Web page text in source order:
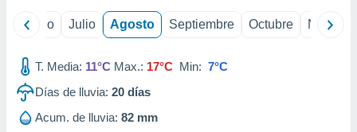
e
mediante
publicidad
Junio Julio Agosto Septiembre Octubre
T. Media: 11°C Max.: 17°C Min: 7°C
Días de lluvia: 20 días
Acum. de lluvia: 82 mm